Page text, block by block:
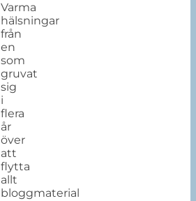
Varma
hälsningar
från
en
som
gruvat
sig
i
flera
år
över
att
flytta
allt
bloggmaterial